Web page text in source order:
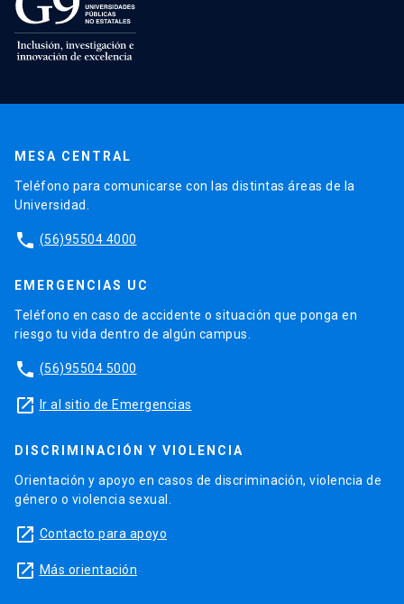
MESA CENTRAL
Teléfono para comunicarse con las distintas áreas de la
Universidad.
phone (56)95504 4000
EMERGENCIAS UC
Teléfono en caso de accidente o situación que ponga en
riesgo tu vida dentro de algún campus.
phone (56)95504 5000
launch Ir al sitio de Emergencias
DISCRIMINACIÓN Y VIOLENCIA
Orientación y apoyo en casos de discriminación, violencia de
género o violencia sexual.
launch Contacto para apoyo
launch Más orientación